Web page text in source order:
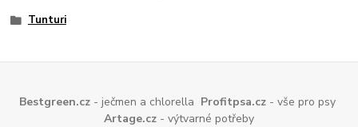
Tunturi
Bestgreen.cz - ječmen a chlorella Profitpsa.cz - vše pro psy
Artage.cz - výtvarné potřeby